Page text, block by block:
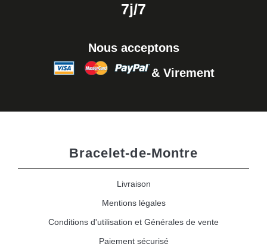
7j/7
Nous acceptons
& Virement
Bracelet-de-Montre
Livraison
Mentions légales
Conditions d'utilisation et Générales de vente
Paiement sécurisé